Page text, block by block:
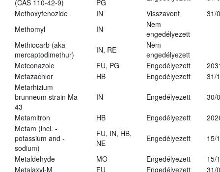
(CAS 110-42-9)
PG
Methoxyfenozide
IN Visszavont
31/
Methomyl
IN
Nem
engedélyezett
Methiocarb (aka
mercaptodimethur)
IN, RE
Nem
engedélyezett
Metconazole
FU, PG Engedélyezett
Metazachlor
HB Engedélyezett
31/
Metarhizium
brunneum strain Ma
43
IN Engedélyezett 30/
Metamitron HB Engedélyezett
Metam (incl. -
potassium and -
sodium)
FU, IN, HB,
NE
Engedélyezett 15/
Metaldehyde MO Engedélyezett
15/
Metalaxyl-M
FU Engedélyezett
31/